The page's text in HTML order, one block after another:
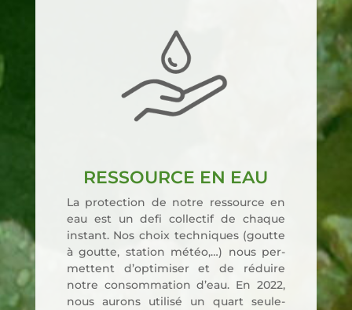
RESSOURCE EN EAU
La pro­tec­tion de notre res­source en
eau est un defi col­lec­tif de chaque
ins­tant. Nos choix tech­niques (goutte
à goutte, sta­tion météo,…) nous per­
mettent d’op­ti­mi­ser et de réduire
notre consom­ma­tion d’eau. En 2022,
nous aurons uti­li­sé un quart seule­